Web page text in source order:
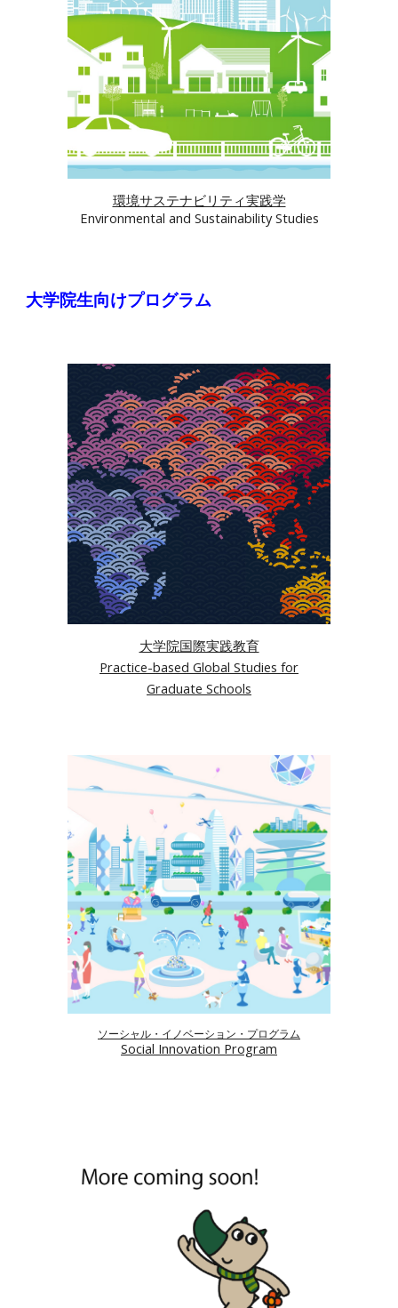
環境サステナビリティ実践学
Environmental and Sustainability Studies
大学院生向けプログラム
大学院国際実践教育
Practice-based Global Studies for
Graduate Schools
ソーシャル・イノベーション・プログラム
Social Innovation Program